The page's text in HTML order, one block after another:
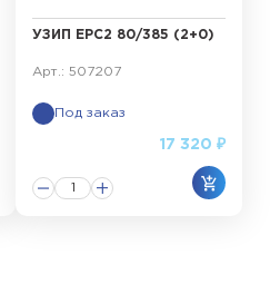
УЗИП ЕРС2 80/385 (2+0)
Арт.: 507207
Под заказ
17 320 ₽